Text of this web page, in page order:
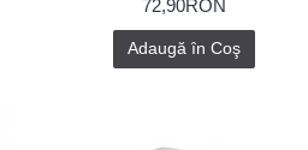
72,90RON
Adaugă în Coş